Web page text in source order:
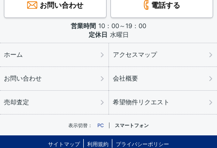
お問い合わせ 電話する
営業時間 10：00～19：00
定休日 水曜日
ホーム アクセスマップ
お問い合わせ 会社概要
売却査定 希望物件リクエスト
表示切替： PC スマートフォン
サイトマップ 利用規約 プライバシーポリシー